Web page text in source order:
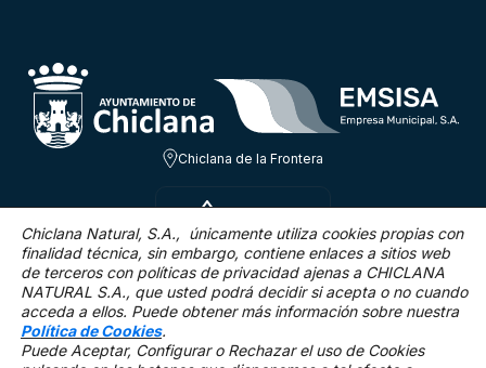
Chiclana de la Frontera
JUE 6 AGO
24.3ºC
2.5 Km/h 0 %
Chiclana Natural, S.A., únicamente utiliza cookies propias con
finalidad técnica, sin embargo, contiene enlaces a sitios web
de terceros con políticas de privacidad ajenas a CHICLANA
NATURAL S.A., que usted podrá decidir si acepta o no cuando
acceda a ellos. Puede obtener más información sobre nuestra
Política de Cookies.
Puede Aceptar, Configurar o Rechazar el uso de Cookies